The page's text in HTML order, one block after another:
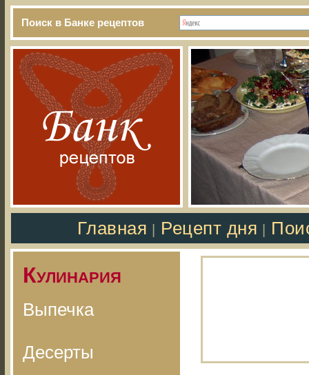
Поиск в Банке рецептов
Главная Рецепт дня
Кулинария
Выпечка
Десерты